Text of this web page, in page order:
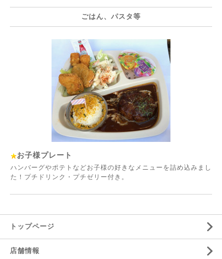
ごはん、パスタ等
お子様プレート
ハンバーグやポテトなどお子様の好きなメニューを詰め込みまし
た！プチドリンク・プチゼリー付き。
トップページ
店舗情報